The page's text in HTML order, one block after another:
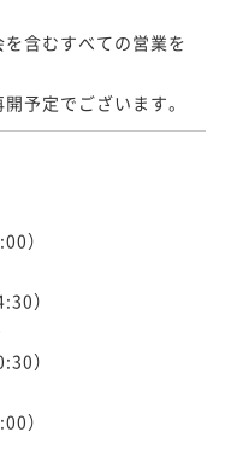
含むすべての営業を
予定でございます。
）
）
）
）